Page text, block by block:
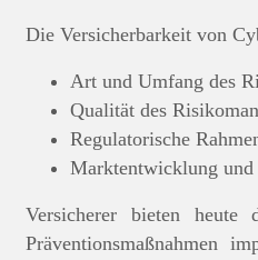
Die Versicherbarkeit von
Art und Umfang des
Qualität des
Regulatorische
Marktentwicklung und
Versicherer bieten heute
Präventionsmaßnahmen